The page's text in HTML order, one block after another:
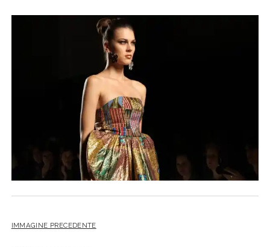
IMMAGINE PRECEDENTE